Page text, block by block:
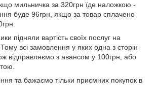
мильничка за 320грн їде наложкою -
буде 96грн, якщо за товар сплачено
підняли вартість своїх послуг на
всі замовлення у яких одна з сторін
відправляємо з авансом у 100грн, або
та бажаємо тільки приємних покупок в